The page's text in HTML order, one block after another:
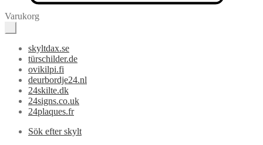
Varukorg
skyltdax.se
türschilder.de
ovikilpi.fi
deurbordje24.nl
24skilte.dk
24signs.co.uk
24plaques.fr
Sök efter skylt